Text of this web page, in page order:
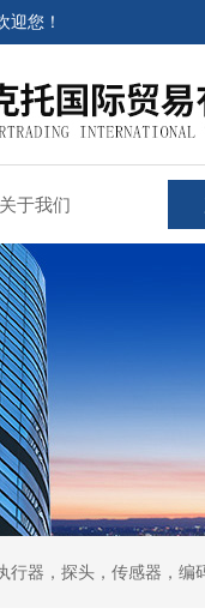
迎您！
关于我们
行器，探头，传感器，编